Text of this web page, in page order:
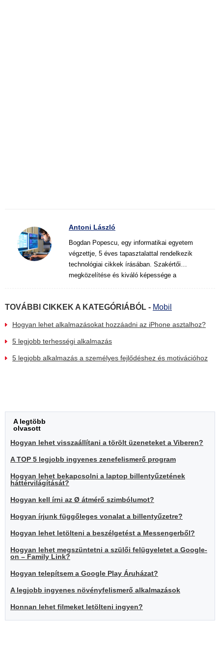
Antoni László
Bogdan Popescu, egy informatikai egyetem
végzettje, 5 éves tapasztalattal rendelkezik
technológiai cikkek írásában. Szakértői
megközelítése és kiváló képessége a
digitális technológia világában.
TOVÁBBI CIKKEK A KATEGÓRIÁBÓL - Mobil
Hogyan lehet alkalmazásokat hozzáadni az iPhone asztalhoz?
5 legjobb terhességi alkalmazás
5 legjobb alkalmazás a személyes fejlődéshez és motivációhoz
A legtöbb
olvasott
Hogyan lehet visszaállítani a törölt üzeneteket a Viberen?
A TOP 5 legjobb ingyenes zenefelismerő program
Hogyan lehet bekapcsolni a laptop billentyűzetének
háttérvilágítását?
Hogyan kell írni az Ø átmérő szimbólumot?
Hogyan írjunk függőleges vonalat a billentyűzetre?
Hogyan lehet letölteni a beszélgetést a Messengerből?
Hogyan lehet megszüntetni a szülői felügyeletet a Google-
on – Family Link?
Hogyan telepítsem a Google Play Áruházat?
A legjobb ingyenes növényfelismerő alkalmazások
Honnan lehet filmeket letölteni ingyen?